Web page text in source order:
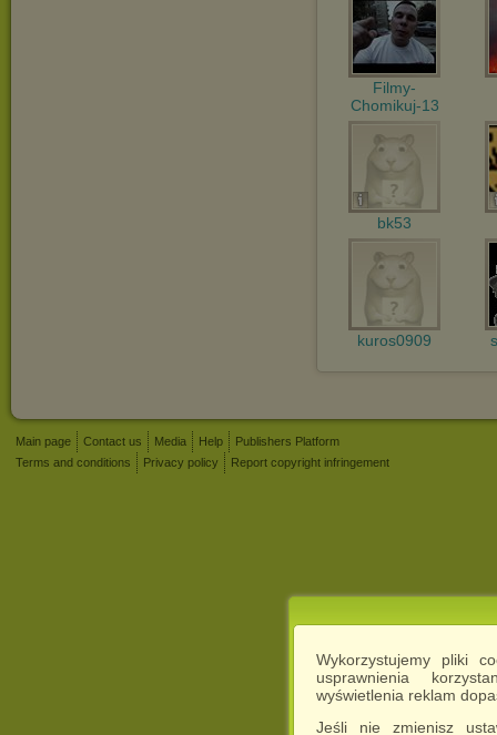
Wykorzystujemy pliki
usprawnienia
wyświetlenia reklam
Jeśli nie zmienisz
Filmy-
Chomikuj-13
bk53
kuros0909
Main page Contact us Media Help
Publishers Platform
Terms and conditions
Privacy policy Report copyright infringement